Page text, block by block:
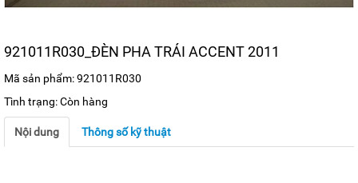
921011R030_ĐÈN PHA TRÁI ACCENT 2011
Mã sản phẩm: 921011R030
Tình trạng: Còn hàng
Nội dung Thông số kỹ thuật